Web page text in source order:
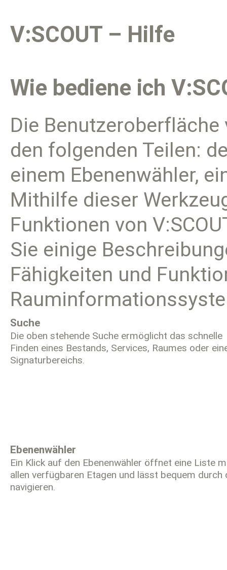
V:SCOUT – Hilfe
Wie bediene ich
Die Benutzeroberfläche
den folgenden Teilen:
einem Ebenenwähler,
Mithilfe dieser
Funktionen von
Sie einige
Fähigkeiten und
Suche
Die oben stehende Suche ermöglicht das schnelle
Finden eines Bestands, Services, Raumes oder
Signaturbereichs.
Ebenenwähler
Ein Klick auf den Ebenenwähler öffnet eine Liste
allen verfügbaren Etagen und lässt bequem durch
navigieren.